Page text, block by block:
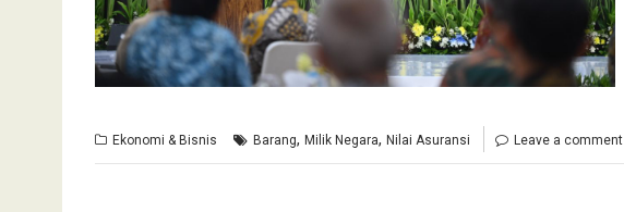
Ekonomi & Bisnis Barang, Milik Negara, Nilai Asuransi Leave a comment